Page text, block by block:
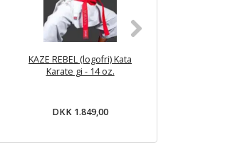
KAZE REBEL (logofri) Kata
Karate gi - 14 oz.
DKK 1.849,00